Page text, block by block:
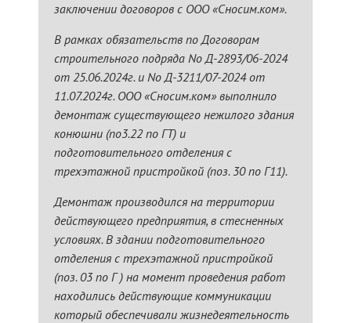
заключении договоров с ООО «Сносим.ком».
В рамках обязательств по Договорам
строительного подряда No Д-2893/06-2024
от 25.06.2024г. и No Д-3211/07-2024 от
11.07.2024г. ООО «Сносим.ком» выполнило
демонтаж существующего нежилого здания
конюшни (по3.22 по ГТ) и
подготовительного отделения с
трехэтажной пристройкой (поз. 30 по Г11).
Демонтаж производился на территории
действующего предприятия, в стесненных
условиях. В здании подготовительного
отделения с трехэтажной пристройкой
(поз. 03 по Г ) на момент проведения работ
находились действующие коммуникации
который обеспечивали жизнедеятельность